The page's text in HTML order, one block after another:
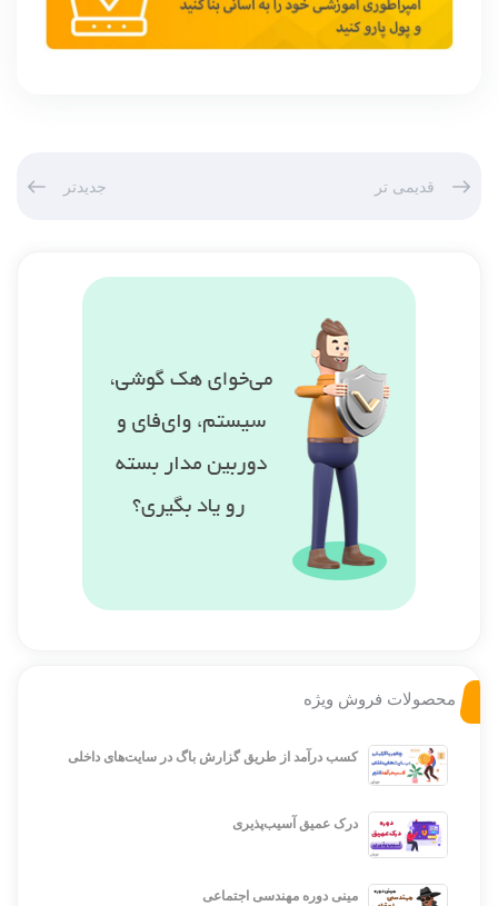
قدیمی تر جدیدتر
محصولات فروش ویژه
کسب درآمد از طریق گزارش باگ در سایت‌های داخلی
درک عمیق آسیب‌پذیری
مینی دوره مهندسی اجتماعی